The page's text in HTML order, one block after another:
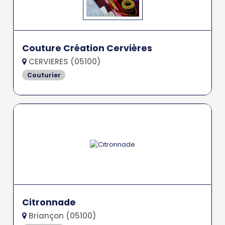
Couture Création Cervières
CERVIERES (05100)
Couturier
Citronnade
Briançon (05100)